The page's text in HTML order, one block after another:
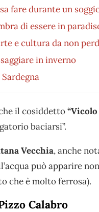
fare durante un
di essere in
e cultura da non
in inverno
il cosiddetto
baciarsi”.
Vecchia, anche
può apparire
che è molto ferrosa).
Calabro